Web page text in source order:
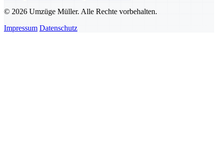
© 2026 Umzüge Müller. Alle Rechte vorbehalten.
Impressum Datenschutz